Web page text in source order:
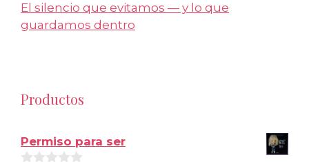
El silencio que evitamos — y lo que
guardamos dentro
Productos
Permiso para ser